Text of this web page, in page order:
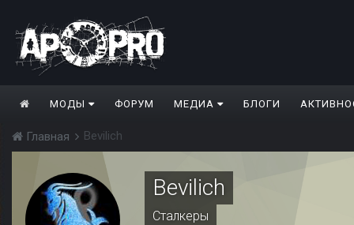
МОДЫ ФОРУМ МЕДИА БЛОГИ
Главная Bevilich
Bevilich
Сталкеры